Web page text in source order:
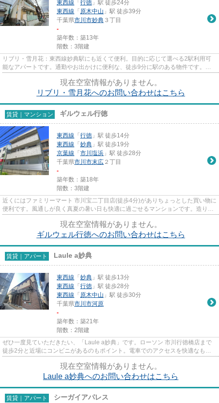
東西線 「 行徳 」駅 徒歩24分
東西線 「 原木中山 」駅 徒歩39分
千葉県市川市妙典 ３丁目
-
築年数：築13年
階数：3階建
リブリ・雪月花：東西線妙典駅にも近くて便利。目的に応じて選べる2駅利用可
能なアパートです。通勤やお出かけに便利な、徒歩9分に駅のある物件です。最
現在空室情報がありません。
リブリ・雪月花へのお問い合わせはこちら
賃貸｜マンション ギルウェル行徳
東西線 「 行徳 」駅 徒歩14分
東西線 「 妙典 」駅 徒歩19分
京葉線 「 市川塩浜 」駅 徒歩28分
千葉県市川市末広 ２丁目
-
築年数：築18年
階数：3階建
近くにはファミリーマート 市川宝二丁目店(徒歩4分)がありちょっとした買い物に
便利です。風通しが良く真夏の暑い日も快適に過ごせるマンションです。造りと
現在空室情報がありません。
ギルウェル行徳へのお問い合わせはこちら
賃貸｜アパート Laule a妙典
東西線 「 妙典 」駅 徒歩13分
東西線 「 行徳 」駅 徒歩28分
東西線 「 原木中山 」駅 徒歩30分
千葉県市川市河原
-
築年数：築21年
階数：2階建
ぜひ一度見ていただきたい、「Laule a妙典」です。ローソン 市川行徳橋店まで
徒歩2分と近場にコンビニがあるのもポイント。電車でのアクセスを快適なもの
現在空室情報がありません。
Laule a妙典へのお問い合わせはこちら
賃貸｜アパート シーガイアパレス